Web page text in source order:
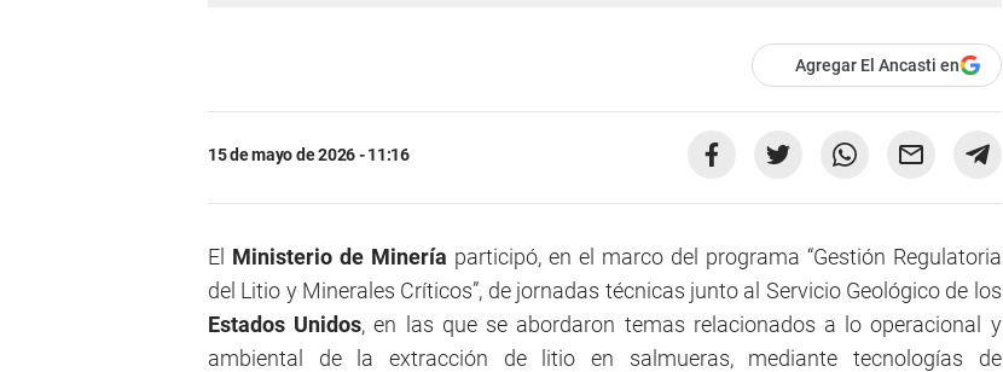
Agregar El Ancasti en
15 de mayo de 2026 - 11:16
El Ministerio de Minería participó, en el marco del programa “Gestión Regulatoria
del Litio y Minerales Críticos”, de jornadas técnicas junto al Servicio Geológico de los
Estados Unidos, en las que se abordaron temas relacionados a lo operacional y
ambiental de la extracción de litio en salmueras, mediante tecnologías de